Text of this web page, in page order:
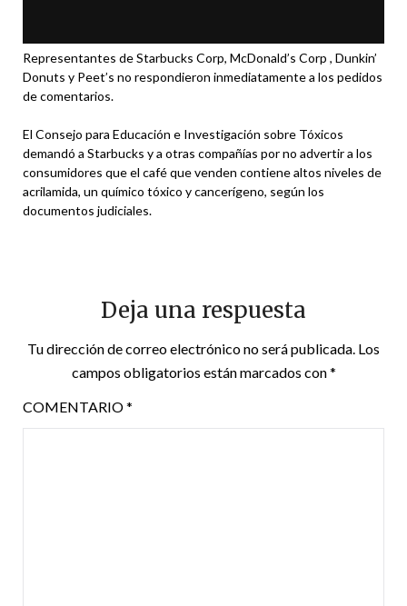
Representantes de Starbucks Corp, McDonald’s Corp , Dunkin’
Donuts y Peet’s no respondieron inmediatamente a los pedidos
de comentarios.
El Consejo para Educación e Investigación sobre Tóxicos
demandó a Starbucks y a otras compañías por no advertir a los
consumidores que el café que venden contiene altos niveles de
acrilamida, un químico tóxico y cancerígeno, según los
documentos judiciales.
Deja una respuesta
Tu dirección de correo electrónico no será publicada. Los
campos obligatorios están marcados con*
COMENTARIO*